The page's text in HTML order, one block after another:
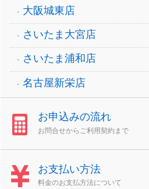
大阪城東店
さいたま大宮店
さいたま浦和店
名古屋新栄店
お申込みの流れ
お問合せからご利用契約まで
お支払い方法
料金のお支払方法について